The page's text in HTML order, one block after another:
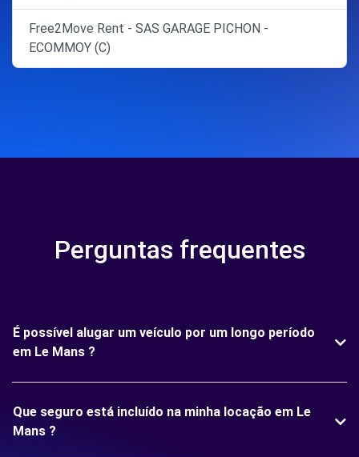
Free2Move Rent - SAS GARAGE PICHON -
ECOMMOY (C)
Perguntas frequentes
É possível alugar um veículo por um longo período
em Le Mans ?
Que seguro está incluído na minha locação em Le
Mans ?